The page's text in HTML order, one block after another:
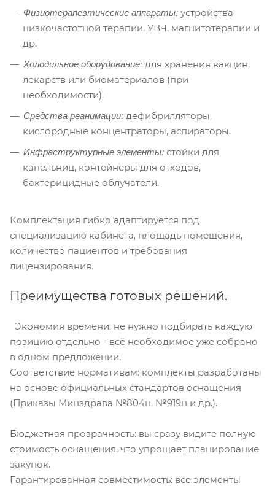
Физиотерапевтические аппараты: устройства
низкочастотной терапии, УВЧ, магнитотерапии и
др.
Холодильное оборудование: для хранения вакцин,
лекарств или биоматериалов (при
необходимости).
Средства реанимации: дефибрилляторы,
кислородные концентраторы, аспираторы.
Инфраструктурные элементы: стойки для
капельниц, контейнеры для отходов,
бактерицидные облучатели.
Комплектация гибко адаптируется под
специализацию кабинета, площадь помещения,
количество пациентов и требования
лицензирования.
Преимущества готовых решений.
Экономия времени: не нужно подбирать каждую
позицию отдельно - всё необходимое уже собрано
в одном предложении.
Соответствие нормативам: комплекты разработаны
на основе официальных стандартов оснащения
(Приказы Минздрава №804н, №919н и др.).
Бюджетная прозрачность: вы сразу видите полную
стоимость оснащения, что упрощает планирование
закупок.
Гарантированная совместимость: все элементы